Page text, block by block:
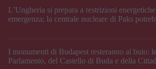
L’Ungheria si prepara a restrizioni
emergenza; la centrale nucleare di Paks
I monumenti di Budapest resteranno al buio:
Parlamento, del Castello di Buda e della